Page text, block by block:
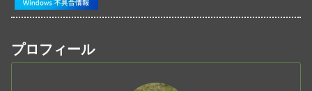
プロフィール